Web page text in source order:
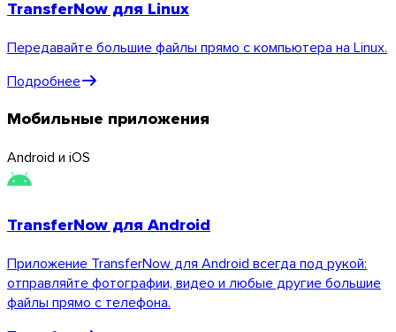
Мобильные
TransferNow для Linux
Передавайте большие файлы прямо с компьютера на Linux.
Подробнее
Мобильные приложения
Android и iOS
TransferNow для Android
Приложение TransferNow для Android всегда под рукой:
отправляйте фотографии, видео и любые другие большие
файлы прямо с телефона.